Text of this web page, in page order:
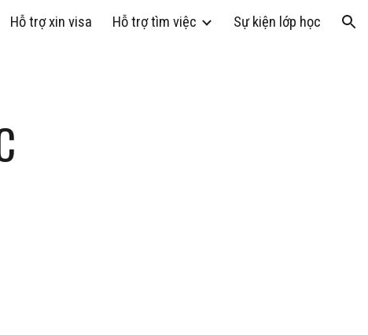
Hỗ trợ xin visa Hỗ trợ tìm việc Sự kiện lớp học